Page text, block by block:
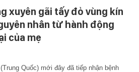
xuyên gãi tấy đỏ vùng kín
nhân từ hành động
của mẹ
Quốc) mới đây đã tiếp nhận bệnh